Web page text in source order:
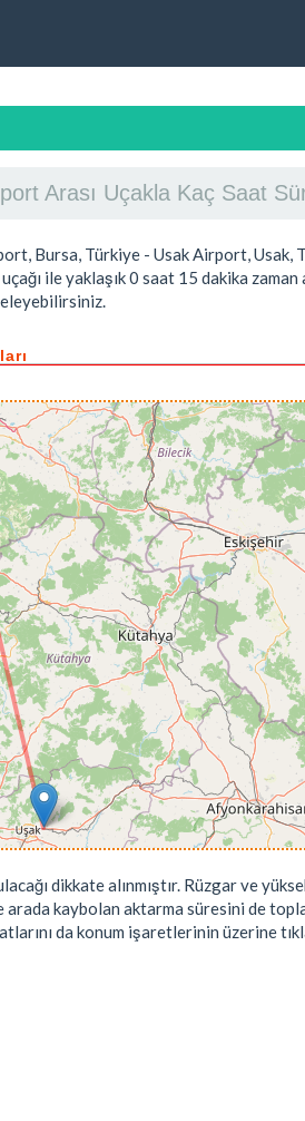
Arası Uçakla Kaç Saat
Bursa, Türkiye - Usak Airport, Usak,
ile yaklaşık0 saat 15 dakika zaman
dikkate alınmıştır. Rüzgar ve
kaybolan aktarma süresini de
da konum işaretlerinin üzerine